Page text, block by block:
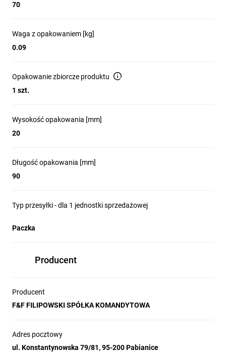
Pod elewacją modułu dostępny jest przełącznik kodowy.
MB Config
nastaw parametrów komunikacyjnych i konfiguracyjnych
Komunikacja modułu z PC za pomocą konwertera USB
70
Waga z opakowaniem [kg]
0.09
Opakowanie zbiorcze produktu
1 szt.
Wysokość opakowania [mm]
20
Długość opakowania [mm]
90
Typ przesyłki - dla 1 jednostki sprzedażowej
Paczka
Producent
Producent
F&F FILIPOWSKI SPÓŁKA KOMANDYTOWA
Adres pocztowy
ul. Konstantynowska 79/81, 95-200 Pabianice